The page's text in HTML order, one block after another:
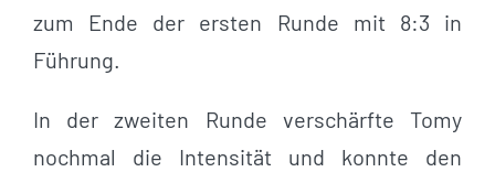
zum Ende der ersten Runde mit 8:3 in
Führung.
In der zweiten Runde verschärfte Tomy
nochmal die Intensität und konnte den